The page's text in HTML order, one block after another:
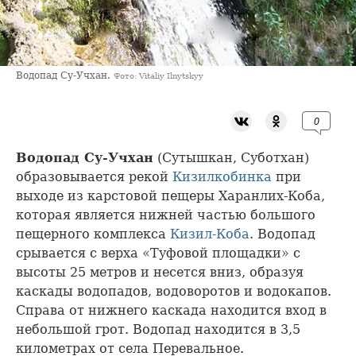
Водопад Су-Учхан. Фото: Vitaliy Ilnytskyy
0
Водопад Су-Учхан (Сутышкан, Суботхан)
образовывается рекой Кизилкобинка при
выходе из карстовой пещеры Харанлих-Коба,
которая является нижней частью большого
пещерного комплекса Кизил-Коба. Водопад
срывается с верха «Туфовой площадки» с
высоты 25 метров и несется вниз, образуя
каскады водопадов, водоворотов и водокапов.
Справа от нижнего каскада находится вход в
небольшой грот. Водопад находится в 3,5
километрах от села Перевальное.